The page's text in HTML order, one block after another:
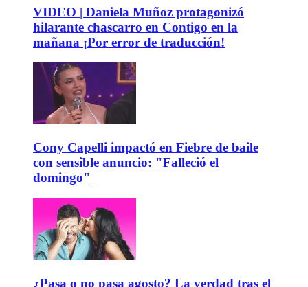
VIDEO | Daniela Muñoz protagonizó
hilarante chascarro en Contigo en la
mañana ¡Por error de traducción!
Cony Capelli impactó en Fiebre de baile
con sensible anuncio: "Falleció el
domingo"
¿Pasa o no pasa agosto? La verdad tras el